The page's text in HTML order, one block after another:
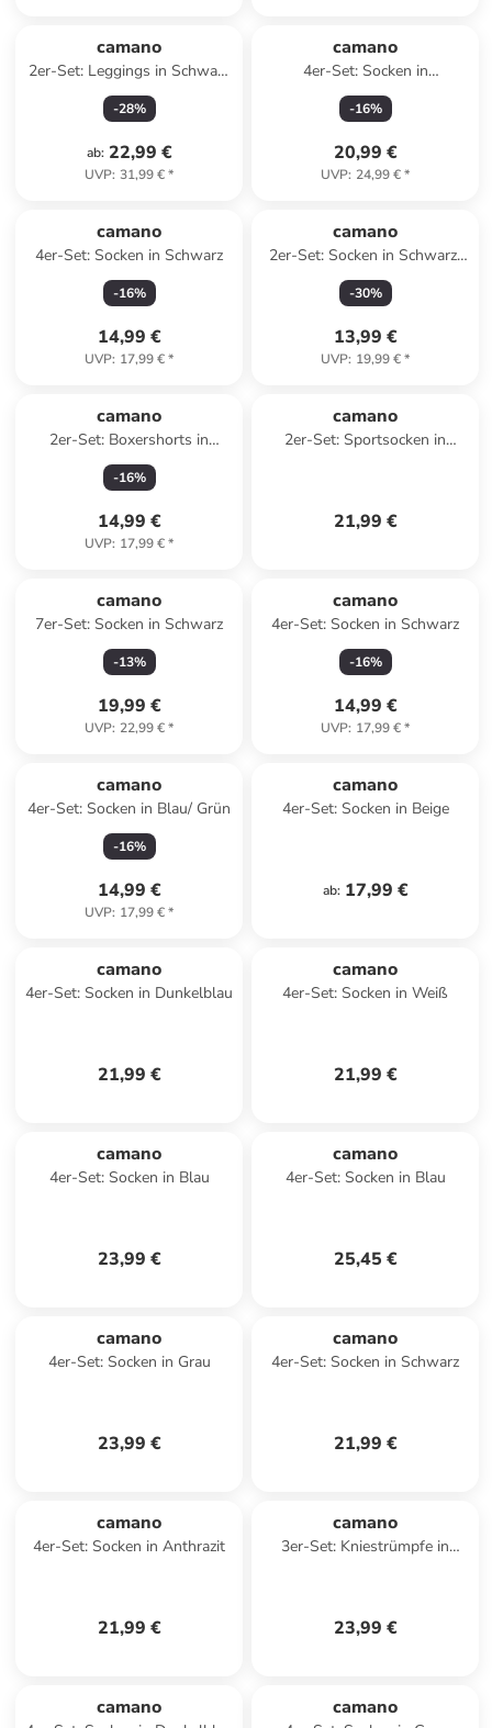
camano
2er-Set: Leggings in Schwarz
- 80 DEN
-28%
ab: 22,99 €
UVP: 31,99 €*
camano
4er-Set: Socken in
Dunkelblau/ Rosa/ Schwarz
-16%
20,99 €
UVP: 24,99 €*
camano
4er-Set: Socken in Schwarz
-16%
14,99 €
UVP: 17,99 €*
camano
2er-Set: Socken in Schwarz/
Grau
-30%
13,99 €
UVP: 19,99 €*
camano
2er-Set: Boxershorts in
Schwarz/ Grün
-16%
14,99 €
UVP: 17,99 €*
camano
2er-Set: Sportsocken in
21,99 €
camano
7er-Set: Socken in Schwarz
-13%
19,99 €
UVP: 22,99 €*
camano
4er-Set: Socken in Schwarz
-16%
14,99 €
UVP: 17,99 €*
camano
4er-Set: Socken in Blau/ Grün
-16%
14,99 €
UVP: 17,99 €*
camano
4er-Set: Socken in Beige
ab: 17,99 €
camano
4er-Set: Socken in Dunkelblau
21,99 €
camano
4er-Set: Socken in Weiß
21,99 €
camano
4er-Set: Socken in Blau
23,99 €
camano
4er-Set: Socken in Blau
25,45 €
camano
4er-Set: Socken in Grau
23,99 €
camano
4er-Set: Socken in Schwarz
21,99 €
camano
4er-Set: Socken in Anthrazit
21,99 €
camano
3er-Set: Kniestrümpfe in
23,99 €
camano camano